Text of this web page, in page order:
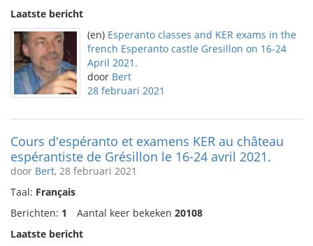
Laatste bericht
(en) Esperanto classes and KER exams in the
french Esperanto castle Gresillon on 16-24
April 2021.
door Bert
28 februari 2021
Cours d'espéranto et examens KER au château
espérantiste de Grésillon le 16-24 avril 2021.
door Bert, 28 februari 2021
Taal: Français
Berichten: 1 Aantal keer bekeken 20108
Laatste bericht